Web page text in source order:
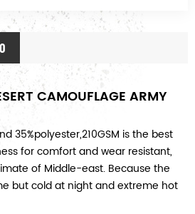
CAMOUFLAGE ARMY
35%polyester,210GSM is the best
for comfort and wear resistant,
of Middle-east. Because the
but cold at night and extreme hot